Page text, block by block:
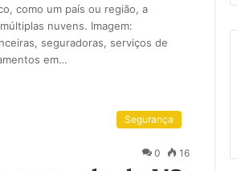
como um país ou região, a
nuvens. Imagem:
seguradoras, serviços de
em…
Segurança
0 16